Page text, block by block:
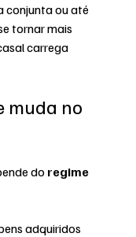
conjunta ou até
tornar mais
carrega
muda no
do regime
adquiridos